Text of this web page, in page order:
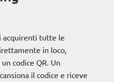
acquirenti tutte le
in loco,
codice QR. Un
il codice e riceve